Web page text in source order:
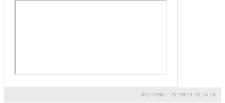
© COPYRIGHT BY GREMI MEDIA SA